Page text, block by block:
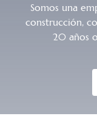
Somos una
construcción,
20 años